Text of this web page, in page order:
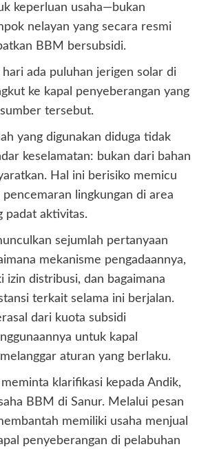
keperluan usaha—bukan
nelayan yang secara resmi
BBM bersubsidi.
ada puluhan jerigen solar di
ke kapal penyeberangan yang
tersebut.
yang digunakan diduga tidak
keselamatan: bukan dari bahan
Hal ini berisiko memicu
pencemaran lingkungan di area
padat aktivitas.
sejumlah pertanyaan
mekanisme pengadaannya,
izin distribusi, dan bagaimana
terkait selama ini berjalan.
dari kuota subsidi
untuk kapal
aturan yang berlaku.
klarifikasi kepada Andik,
BBM di Sanur. Melalui pesan
memiliki usaha menjual
penyeberangan di pelabuhan